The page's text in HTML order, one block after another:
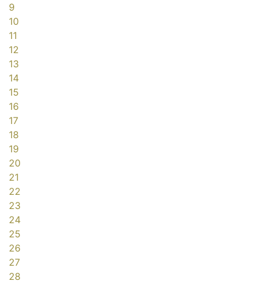
9
10
11
12
13
14
15
16
17
18
19
20
21
22
23
24
25
26
27
28